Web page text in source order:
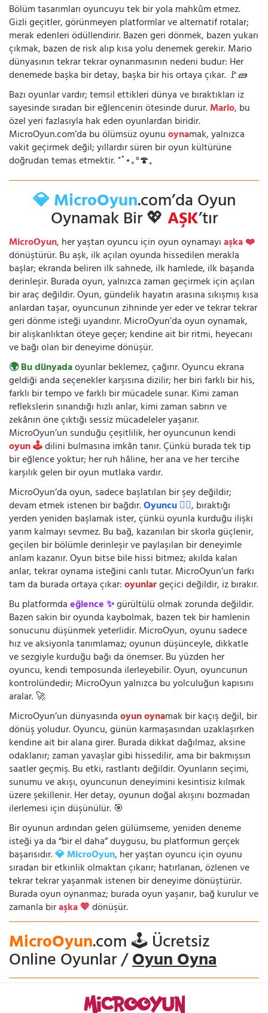
Bölüm tasarımları oyuncuyu tek bir yola mahkûm etmez.
Gizli geçitler, görünmeyen platformlar ve alternatif rotalar;
merak edenleri ödüllendirir. Bazen geri dönmek, bazen yukarı
çıkmak, bazen de risk alıp kısa yolu denemek gerekir. Mario
dünyasının tekrar tekrar oynanmasının nedeni budur: Her
denemede başka bir detay, başka bir his ortaya çıkar. 🚩🧱
Bazı oyunlar vardır; temsil ettikleri dünya ve bıraktıkları iz
sayesinde sıradan bir eğlencenin ötesinde durur.Mario, bu
özel yeri fazlasıyla hak eden oyunlardan biridir.
MicroOyun.com’da bu ölümsüz oyunuoynamak, yalnızca
vakit geçirmek değil; yıllardır süren bir oyun kültürüne
doğrudan temas etmektir. ⁺˚⋆｡°🍄₊
💎 MicroOyun.com’da Oyun
Oynamak Bir 💖AŞK’tır
MicroOyun, her yaştan oyuncu için oyun oynamayıaşka ❤️
dönüştürür. Bu aşk, ilk açılan oyunda hissedilen merakla
başlar; ekranda beliren ilk sahnede, ilk hamlede, ilk başarıda
derinleşir. Burada oyun, yalnızca zaman geçirmek için açılan
bir araç değildir. Oyun, gündelik hayatın arasına sıkışmış kısa
anlardan taşar, oyuncunun zihninde yer eder ve tekrar tekrar
geri dönme isteği uyandırır. MicroOyun’da oyun oynamak,
bir alışkanlıktan öteye geçer; kendine ait bir ritmi, heyecanı
ve bağı olan bir deneyime dönüşür.
🌍 Bu dünyadaoyunlar beklemez, çağırır. Oyuncu ekrana
geldiği anda seçenekler karşısına dizilir; her biri farklı bir his,
farklı bir tempo ve farklı bir mücadele sunar. Kimi zaman
reflekslerin sınandığı hızlı anlar, kimi zaman sabrın ve
zekânın öne çıktığı sessiz mücadeleler yaşanır.
MicroOyun’un sunduğu çeşitlilik, her oyuncunun kendi
oyun 🕹️dilini bulmasına imkân tanır. Çünkü burada tek tip
bir eğlence yoktur; her ruh hâline, her ana ve her tercihe
karşılık gelen bir oyun mutlaka vardır.
MicroOyun’da oyun, sadece başlatılan bir şey değildir;
devam etmek istenen bir bağdır.Oyuncu 🧍‍♂️, bıraktığı
yerden yeniden başlamak ister, çünkü oyunla kurduğu ilişki
yarım kalmayı sevmez. Bu bağ, kazanılan bir skorla güçlenir,
geçilen bir bölümle derinleşir ve paylaşılan bir deneyimle
anlam kazanır. Oyun bitse bile hissi bitmez; akılda kalan
anlar, tekrar oynama isteğini canlı tutar. MicroOyun’un farkı
tam da burada ortaya çıkar:oyunlargeçici değildir, iz bırakır.
Bu platformdaeğlence ✨gürültülü olmak zorunda değildir.
Bazen sakin bir oyunda kaybolmak, bazen tek bir hamlenin
sonucunu düşünmek yeterlidir. MicroOyun, oyunu sadece
hız ve aksiyonla tanımlamaz; oyunun düşünceyle, dikkatle
ve sezgiyle kurduğu bağı da önemser. Bu yüzden her
oyuncu, kendi temposunda ilerleyebilir. Oyun, oyuncunun
kontrolündedir; MicroOyun yalnızca bu yolculuğun kapısını
aralar. 🚀
MicroOyun’un dünyasındaoyun oynamak bir kaçış değil, bir
dönüş yoludur. Oyuncu, günün karmaşasından uzaklaşırken
kendine ait bir alana girer. Burada dikkat dağılmaz, aksine
odaklanır; zaman yavaşlar gibi hissedilir, ama bir bakmışsın
saatler geçmiş. Bu etki, rastlantı değildir. Oyunların seçimi,
sunumu ve akışı, oyuncunun deneyimini kesintisiz kılmak
üzere şekillenir. Her detay, oyunun doğal akışını bozmadan
ilerlemesi için düşünülür. 🎯
Bir oyunun ardından gelen gülümseme, yeniden deneme
isteği ya da “bir el daha” duygusu, bu platformun gerçek
başarısıdır.💎 MicroOyun, her yaştan oyuncu için oyunu
sıradan bir etkinlik olmaktan çıkarır; hatırlanan, özlenen ve
tekrar tekrar yaşanmak istenen bir deneyime dönüştürür.
Burada oyun oynanmaz; burada oyun yaşanır, bağ kurulur ve
zamanla biraşka 💖dönüşür.
MicroOyun.com 🕹️ Ücretsiz
Online Oyunlar /Oyun Oyna